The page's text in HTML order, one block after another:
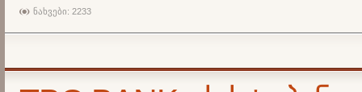
ნახვები: 2233